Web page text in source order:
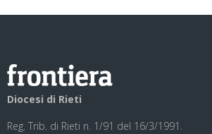
Diocesi di Rieti
Reg. Trib. di Rieti n. 1/91 del 16/3/1991.